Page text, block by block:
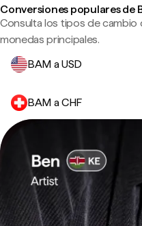
Conversiones populares de
Consulta los tipos de cambio
monedas principales.
BAM a USD
BAM a CHF